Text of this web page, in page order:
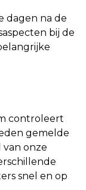
dagen na de
bij de
controleert
gemelde
onze
snel en op